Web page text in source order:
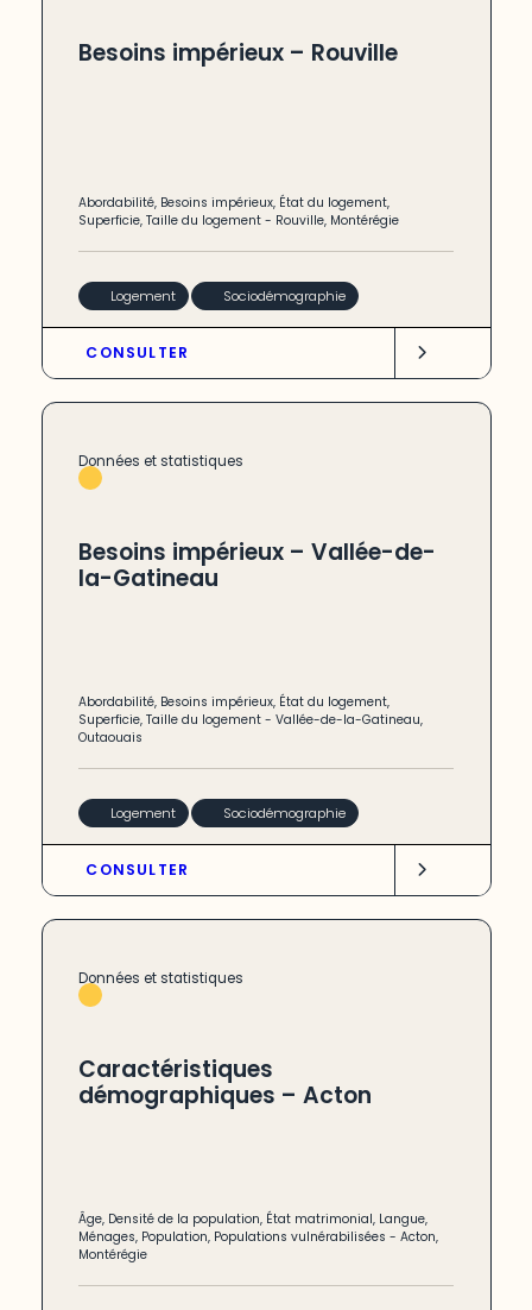
Besoins impérieux – Rouville
Abordabilité, Besoins impérieux, État du logement,
Superficie,Taille du logement - Rouville, Montérégie
Logement Sociodémographie
CONSULTER
Données et statistiques
Besoins impérieux – Vallée-de-
la-Gatineau
Abordabilité, Besoins impérieux, État du logement,
Superficie,Taille du logement -Vallée-de-la-Gatineau,
Outaouais
Logement Sociodémographie
CONSULTER
Données et statistiques
Caractéristiques
démographiques – Acton
Âge, Densité de la population, État matrimonial, Langue,
Ménages, Population, Populations vulnérabilisées -Acton,
Montérégie